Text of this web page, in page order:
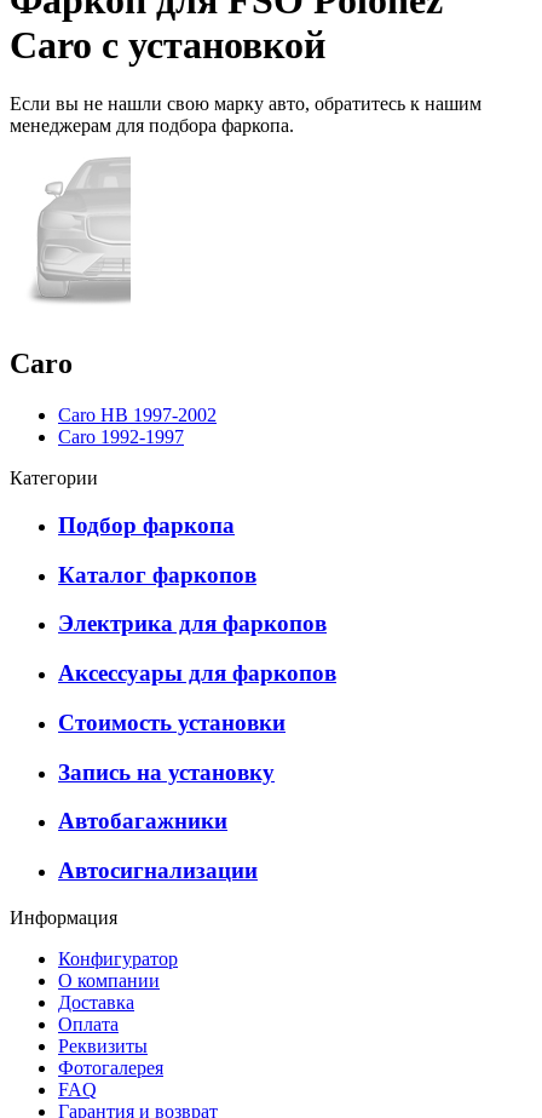
Caro с установкой
Если вы не нашли свою марку авто, обратитесь к нашим
менеджерам для подбора фаркопа.
Caro
Caro HB 1997-2002
Caro 1992-1997
Категории
Подбор фаркопа
Каталог фаркопов
Электрика для фаркопов
Аксессуары для фаркопов
Стоимость установки
Запись на установку
Автобагажники
Автосигнализации
Информация
Конфигуратор
О компании
Доставка
Оплата
Реквизиты
Фотогалерея
FAQ
Гарантия и возврат